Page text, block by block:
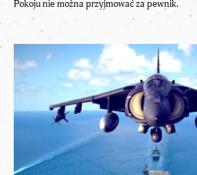
Pokoju nie można przyjmować za pewnik.